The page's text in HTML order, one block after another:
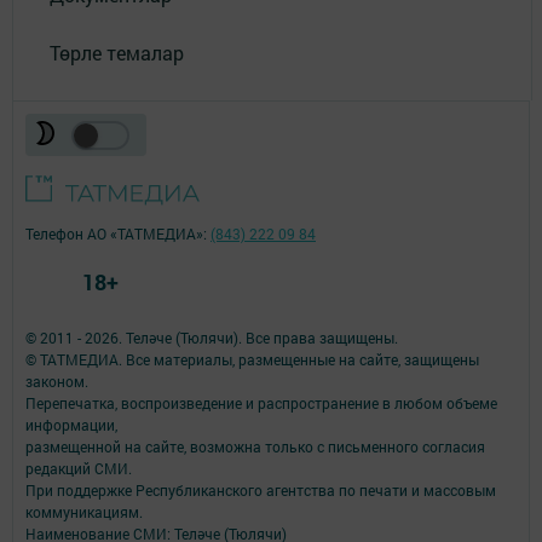
Төрле темалар
© 2011 - 2026. Теләче (Тюлячи). Все права защищены.
© ТАТМЕДИА. Все материалы, размещенные на сайте, защищены
законом.
Перепечатка, воспроизведение и распространение в любом объеме
информации,
размещенной на сайте, возможна только с письменного согласия
редакций СМИ.
При поддержке Республиканского агентства по печати и массовым
коммуникациям.
Наименование СМИ: Теләче (Тюлячи)
Телефон АО «ТАТМЕДИА»: (843) 222 09 84
18+